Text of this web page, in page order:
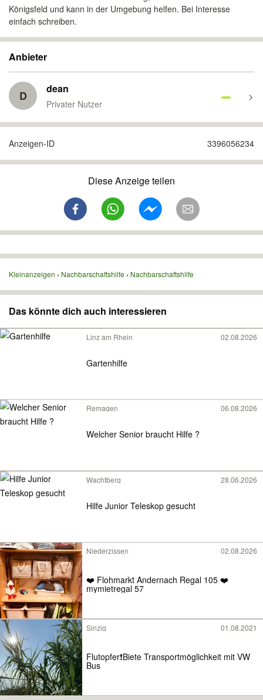
Königsfeld und kann in der Umgebung helfen. Bei Interesse
einfach schreiben.
Anbieter
D dean
Privater Nutzer
Anzeigen-ID 3396056234
Diese Anzeige teilen
Kleinanzeigen Nachbarschaftshilfe Nachbarschaftshilfe
Das könnte dich auch interessieren
Linz am Rhein 02.08.2026
Gartenhilfe
Remagen 06.08.2026
Welcher Senior braucht Hilfe ?
Wachtberg 28.06.2026
Hilfe Junior Teleskop gesucht
Niederzissen 02.08.2026
❤️ Flohmarkt Andernach Regal 105 ❤️
mymietregal 57
Sinzig 01.08.2021
Flutopfer❗️Biete Transportmöglichkeit mit VW
Bus